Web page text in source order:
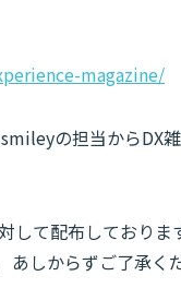
magazine/
の担当からDX
て配布しておりま
しからずご了承く